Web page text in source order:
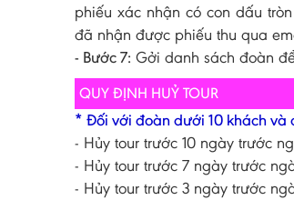
phiếu xác nhận có con dấu
đã nhận được phiếu thu qua
- Bước 7: Gởi danh sách đoàn
QUY ĐỊNH HUỶ TOUR
* Đối với đoàn dưới 10 khách và
- Hủy tour trước 10 ngày trước
- Hủy tour trước 7 ngày trước
- Hủy tour trước 3 ngày trước